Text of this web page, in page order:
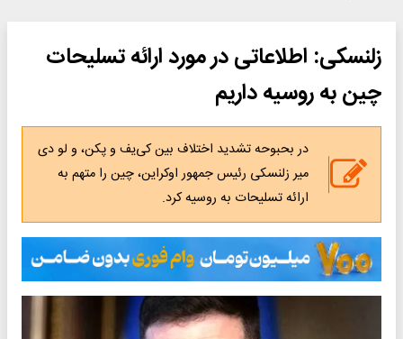
زلنسکی: اطلاعاتی در مورد ارائه تسلیحات
چین به روسیه داریم
در بحبوحه تشدید اختلاف بین کی‌یف و پکن، و لو دی
میر زلنسکی رئیس جمهور اوکراین، چین را متهم به
ارائه تسلیحات به روسیه کرد.